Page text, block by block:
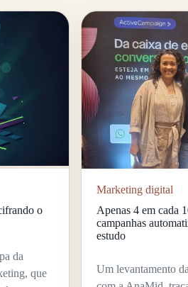
o
da
que
Marketing digital
Apenas 4 em cada
campanhas
estudo
Um levantamento